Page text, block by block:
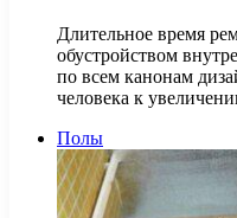
Длительное время
обустройством
по всем канонам
человека к
Полы